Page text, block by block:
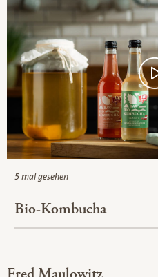
5 mal gesehen
Bio-Kombucha